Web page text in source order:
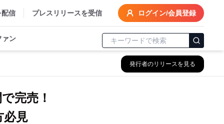
配信 プレスリリースを受信 ログイン/会員登録
ァン
発行者のリリースを見る
完売！
必見